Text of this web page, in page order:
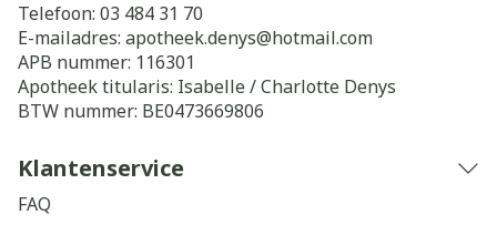
Telefoon: 03 484 31 70
E-mailadres: apotheek.denys@hotmail.com
APB nummer: 116301
Apotheek titularis: Isabelle / Charlotte Denys
BTW nummer: BE0473669806
Klantenservice
FAQ